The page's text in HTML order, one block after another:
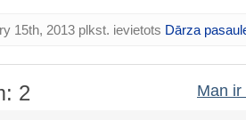
15th, 2013 plkst. ievietots Dārza
2 Man ir